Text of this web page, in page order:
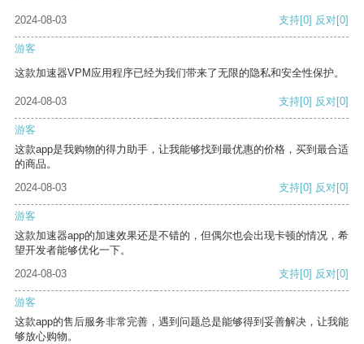
2024-08-03 支持[0] 反对[0]
游客
这款加速器VPM应用程序已经为我们带来了无限的隐私和安全性保护。
2024-08-03 支持[0] 反对[0]
游客
这款app是我购物的得力助手，让我能够找到最优惠的价格，买到最合适
的商品。
2024-08-03
支持[0] 反对[0]
游客
这款加速器app的加速效果还是不错的，但偶尔也会出现卡顿的情况，希
望开发者能够优化一下。
2024-08-03
支持[0] 反对[0]
游客
这款app的售后服务非常完善，遇到问题总是能够得到妥善解决，让我能
够放心购物。